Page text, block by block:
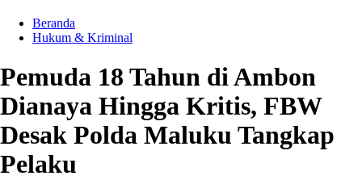
Beranda
Hukum & Kriminal
Pemuda 18 Tahun di Ambon
Dianaya Hingga Kritis, FBW
Desak Polda Maluku Tangkap
Pelaku